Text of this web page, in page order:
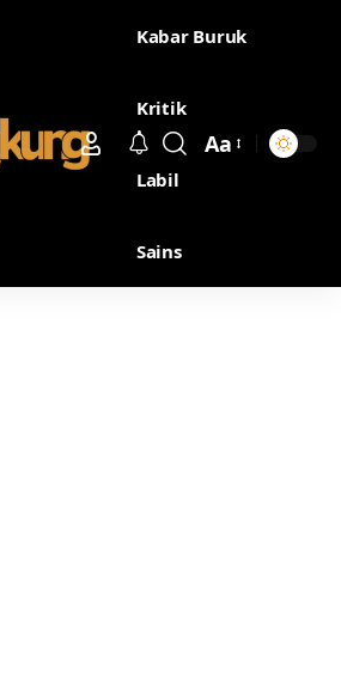
Kabar Buruk
Kritik
Labil
Sains
Aa